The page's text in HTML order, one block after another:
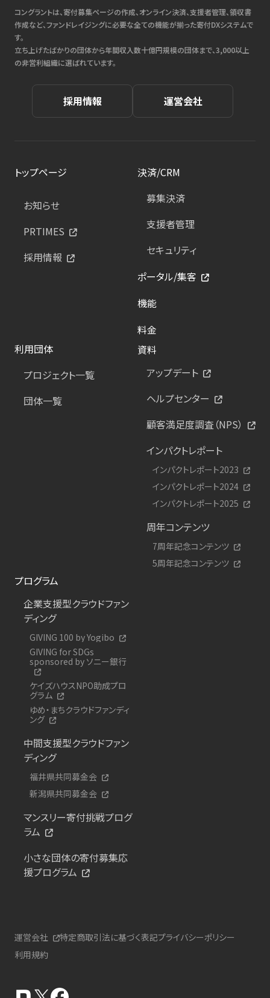
コングラントは、寄付募集ページの作成、オンライン決済、支援者管理、領収書
作成など、ファンドレイジングに必要な全ての機能が揃った寄付DXシステムで
す。
立ち上げたばかりの団体から年間収入数十億円規模の団体まで、3,000以上
の非営利組織に選ばれています。
採用情報 運営会社
トップページ
お知らせ
PRTIMES
採用情報
決済/CRM
募集決済
支援者管理
セキュリティ
ポータル/集客
機能
料金
利用団体
プロジェクト一覧
団体一覧
資料
アップデート
ヘルプセンター
顧客満足度調査（NPS）
インパクトレポート
インパクトレポート2023
インパクトレポート2024
インパクトレポート2025
周年コンテンツ
7周年記念コンテンツ
5周年記念コンテンツ
プログラム
企業支援型クラウドファン
ディング
GIVING 100 by Yogibo
GIVING for SDGs
sponsored by ソニー銀行
ケイズハウスNPO助成プロ
グラム
ゆめ・まちクラウドファンディ
ング
中間支援型クラウドファン
ディング
福井県共同募金会
新潟県共同募金会
マンスリー寄付挑戦プログ
ラム
小さな団体の寄付募集応
援プログラム
運営会社 特定商取引法に基づく表記プライバシーポリシー
利用規約